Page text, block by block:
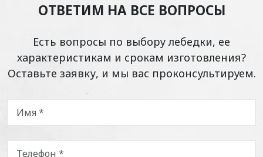
ОТВЕТИМ НА ВСЕ ВОПРОСЫ
Есть вопросы по выбору лебедки, ее
характеристикам и срокам изготовления?
Оставьте заявку, и мы вас проконсультируем.